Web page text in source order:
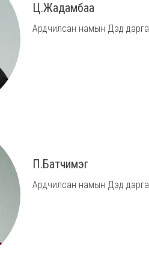
Ц.Жадамбаа
Ардчилсан намын Дэд дарга
П.Батчимэг
Ардчилсан намын Дэд дарга